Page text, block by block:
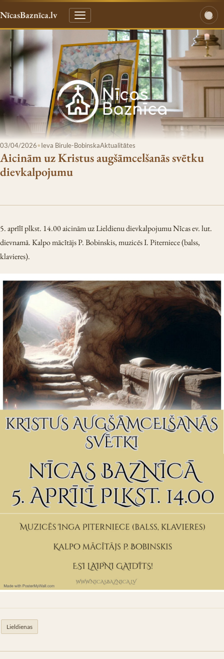
NīcasBaznīca.lv
03/04/2026•Ieva Birule-BobinskaAktualitātes
Aicinām uz Kristus augšāmcelšanās svētku
dievkalpojumu
5. aprīlī plkst. 14.00 aicinām uz Lieldienu dievkalpojumu Nīcas ev. lut.
dievnamā. Kalpo mācītājs P. Bobinskis, muzicēs I. Piterniece (balss,
klavieres).
Lieldienas